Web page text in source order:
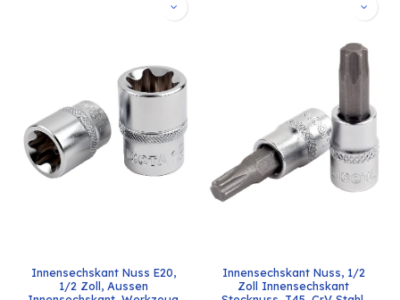
Innensechskant Nuss E20,
1/2 Zoll, Aussen
Innensechskant Nuss, 1/2
Zoll Innensechskant